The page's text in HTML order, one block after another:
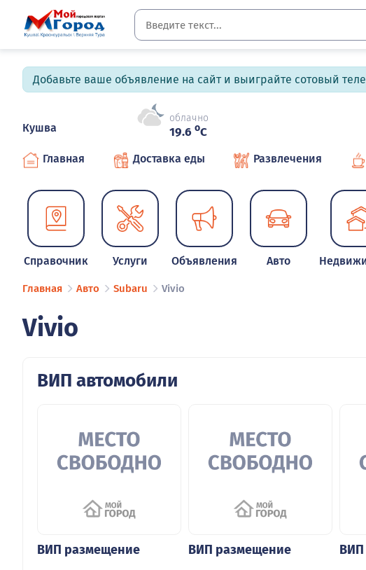
Добавьте ваше объявление на сайт и выиграйте сотовый
Кушва
облачно
19.6 oC
Главная Доставка еды Развлечения
Справочник Услуги Объявления Авто
Главная Авто Subaru Vivio
Vivio
ВИП автомобили
ВИП размещение ВИП размещение ВИП